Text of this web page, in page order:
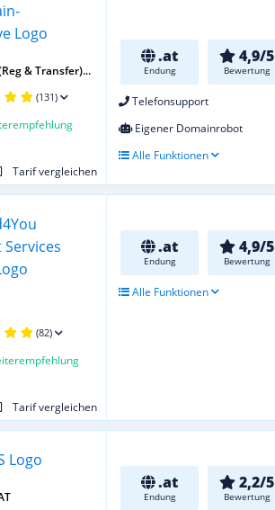
.at
Endung
4,9/5
Bewertung
Telefonsupport
Eigener Domainrobot
Alle Funktionen
Tarif vergleichen
& Transfer)...
(131)
.at
Endung
4,9/5
Bewertung
Alle Funktionen
Tarif vergleichen
(82)
.at
Endung
2,2/5
Bewertung